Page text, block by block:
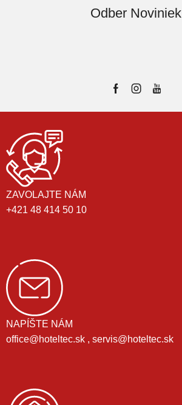
Odber Noviniek
ZAVOLAJTE NÁM
+421 48 414 50 10
NAPÍŠTE NÁM
office@hoteltec.sk , servis@hoteltec.sk